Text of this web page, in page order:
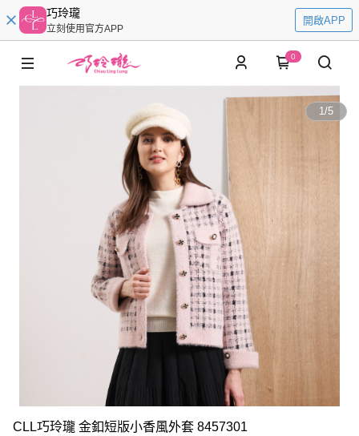
巧玲瓏
立刻使用官方APP
開啟APP
0
1/5
CLL巧玲瓏 金釦短版小香風外套 8457301